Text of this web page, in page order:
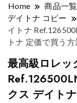
Home 商品一覧
デイトナ コピー
イトナ
トナ 定価で買う方
最高級ロレッ
クス デイト